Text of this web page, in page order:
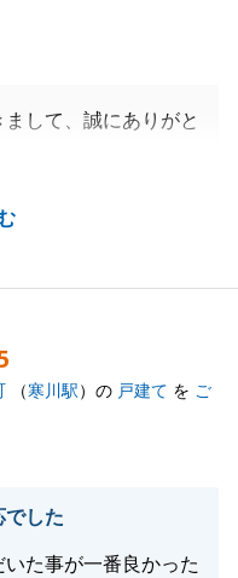
して、誠にありがと
した。
ら、お気軽にご連絡
。
（寒川駅）の 戸建て を ご
でした
た事が一番良かった